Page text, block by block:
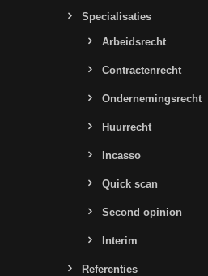
Specialisaties
Arbeidsrecht
Contractenrecht
Ondernemingsrecht
Huurrecht
Incasso
Quick scan
Second opinion
Interim
Referenties